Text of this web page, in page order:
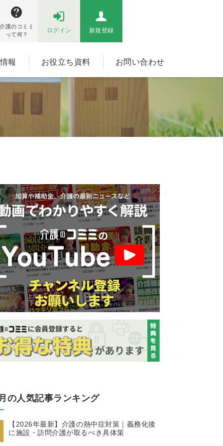
介護のコミミ
って何？
ログイン 新規登録
報 お役立ち資料 お問い合わせ
の人気記事ランキング
【2026年最新】介護の熱中症対策｜義務化後
に施設・訪問介護が取るべき具体策